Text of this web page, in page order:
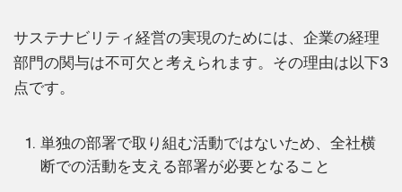
サステナビリティ経営の実現のためには、企業の経理
部門の関与は不可欠と考えられます。その理由は以下3
点です。
単独の部署で取り組む活動ではないため、全社横
断での活動を支える部署が必要となること